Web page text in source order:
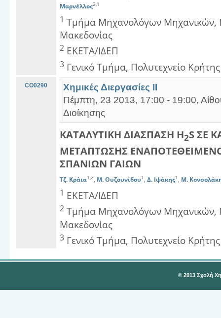
Μαρνέλλος2,1
1 Τμήμα Μηχανολόγων Μηχανικών,
Μακεδονίας
2 ΕΚΕΤΑ/ΙΔΕΠ
3 Γενικό Τμήμα, Πολυτεχνείο Κρήτης
CO0290
Χημικές Διεργασίες ΙΙ
Πέμπτη, 23 2013, 17:00 - 19:00,
Διοίκησης
ΚΑΤΑΛΥΤΙΚΗ ΔΙΑΣΠΑΣΗ H2S ΣΕ
ΜΕΤΑΠΤΩΣΗΣ
ΣΠΑΝΙΩΝ ΓΑΙΩΝ
Τζ. Κράια1,2, Μ. Ουζουνίδου1 , Δ. Ιψάκης1 , Μ.
1 ΕΚΕΤΑ/ΙΔΕΠ
2 Τμήμα Μηχανολόγων Μηχανικών,
Μακεδονίας
3 Γενικό Τμήμα, Πολυτεχνείο Κρήτης
© 2013 Σχολή